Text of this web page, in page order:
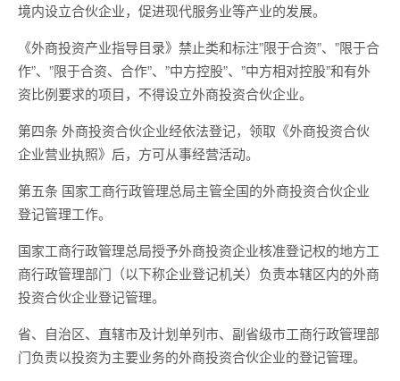
境内设立合伙企业，促进现代服务业等产业的发展。
《外商投资产业指导目录》禁止类和标注”限于合资”、”限于合
作”、”限于合资、合作”、”中方控股”、”中方相对控股”和有外
资比例要求的项目，不得设立外商投资合伙企业。
第四条 外商投资合伙企业经依法登记，领取《外商投资合伙
企业营业执照》后，方可从事经营活动。
第五条 国家工商行政管理总局主管全国的外商投资合伙企业
登记管理工作。
国家工商行政管理总局授予外商投资企业核准登记权的地方工
商行政管理部门（以下称企业登记机关）负责本辖区内的外商
投资合伙企业登记管理。
省、自治区、直辖市及计划单列市、副省级市工商行政管理部
门负责以投资为主要业务的外商投资合伙企业的登记管理。